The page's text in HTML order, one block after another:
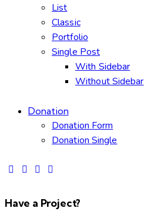
List
Classic
Portfolio
Single Post
With Sidebar
Without Sidebar
Donation
Donation Form
Donation Single
Have a Project?